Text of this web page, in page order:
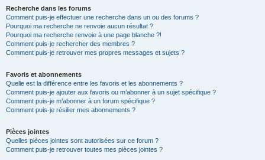
Recherche dans les forums
Comment puis-je effectuer une recherche dans un ou des forums ?
Pourquoi ma recherche ne renvoie aucun résultat ?
Pourquoi ma recherche renvoie à une page blanche ?!
Comment puis-je rechercher des membres ?
Comment puis-je retrouver mes propres messages et sujets ?
Favoris et abonnements
Quelle est la différence entre les favoris et les abonnements ?
Comment puis-je ajouter aux favoris ou m’abonner à un sujet spécifique ?
Comment puis-je m’abonner à un forum spécifique ?
Comment puis-je résilier mes abonnements ?
Pièces jointes
Quelles pièces jointes sont autorisées sur ce forum ?
Comment puis-je retrouver toutes mes pièces jointes ?